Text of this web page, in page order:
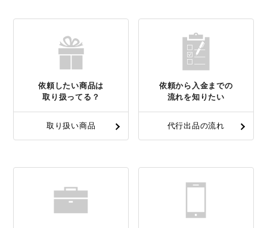
依頼したい商品は
取り扱ってる？
取り扱い商品
依頼から入金までの
流れを知りたい
代行出品の流れ